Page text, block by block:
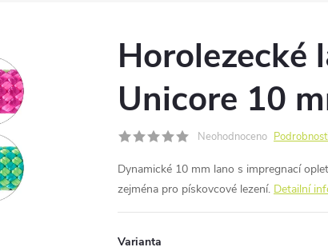
Horolezecké
Unicore 10
Neohodnoceno
Dynamické 10 mm lano s impregnací
zejména pro pískovcové lezení. Detailní
Varianta